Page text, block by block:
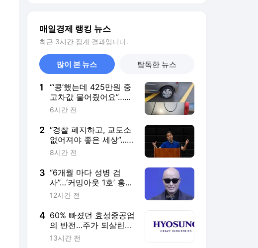
매일경제 랭킹 뉴스
최근 3시간 집계 결과입니다.
많이 본 뉴스 탐독한 뉴스
1
“‘콩’했는데 425만원 중
고차값 물어줬어요”…내
달 나이롱 환자 검토제
6시간 전
2 “경찰 폐지하고, 교도소
없어져야 좋은 세상”…프
란체스카 홍 과거 발언
8시간 전
3 “6개월 마다 성병 검
사”…‘커밍아웃 1호’ 홍석
천, HIV·에이즈 예방 중
12시간 전
4 60% 빠졌던 효성중공업
의 반전…주가 되살린
‘12조 수주’의 힘 [이주
13시간 전